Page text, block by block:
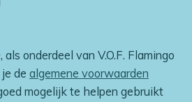
onderdeel van V.O.F. Flamingo
de algemene voorwaarden
mogelijk te helpen gebruikt